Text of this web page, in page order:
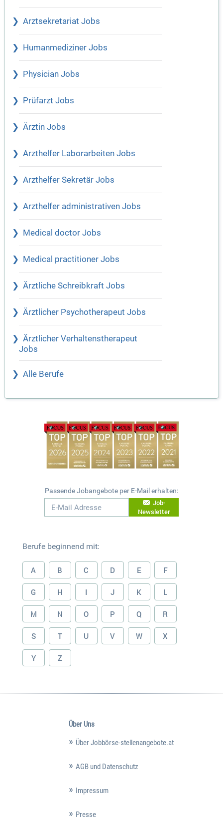
Arztsekretariat Jobs
Humanmediziner Jobs
Physician Jobs
Prüfarzt Jobs
Ärztin Jobs
Arzthelfer Laborarbeiten Jobs
Arzthelfer Sekretär Jobs
Arzthelfer administrativen Jobs
Medical doctor Jobs
Medical practitioner Jobs
Ärztliche Schreibkraft Jobs
Ärztlicher Psychotherapeut Jobs
Ärztlicher Verhaltenstherapeut
Jobs
Alle Berufe
Passende Jobangebote per E-Mail erhalten:
Job-
Newsletter
Berufe beginnend mit:
A B C D E F
G H I J K L
M N O P Q R
S T U V W X
Y Z
Über Uns
Über Jobbörse-stellenangebote.at
AGB und Datenschutz
Impressum
Presse